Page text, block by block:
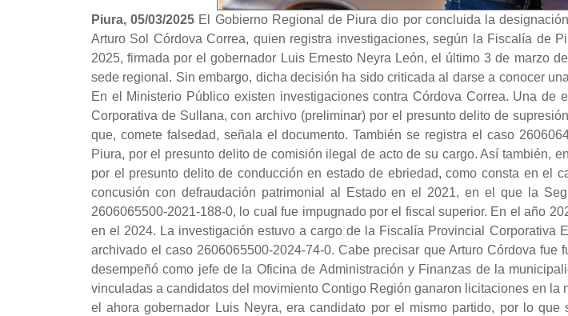
Piura, 05/03/2025 El Gobierno Regional de Piura dio por concluida la
Arturo Sol Córdova Correa, quien registra investigaciones, según la Fiscalía de
2025, firmada por el gobernador Luis Ernesto Neyra León, el último 3 de marzo
sede regional. Sin embargo, dicha decisión ha sido criticada al darse a conocer
En el Ministerio Público existen investigaciones contra Córdova Correa. Una
Corporativa de Sullana, con archivo (preliminar) por el presunto delito de
que, comete falsedad, señala el documento. También se registra el caso
Piura, por el presunto delito de comisión ilegal de acto de su cargo. Así también,
por el presunto delito de conducción en estado de ebriedad, como consta en el
concusión con defraudación patrimonial al Estado en el 2021, en el que la
2606065500-2021-188-0, lo cual fue impugnado por el fiscal superior. En el año
en el 2024. La investigación estuvo a cargo de la Fiscalía Provincial
archivado el caso 2606065500-2024-74-0. Cabe precisar que Arturo Córdova
desempeñó como jefe de la Oficina de Administración y Finanzas de la
vinculadas a candidatos del movimiento Contigo Región ganaron licitaciones en
el ahora gobernador Luis Neyra, era candidato por el mismo partido, por lo